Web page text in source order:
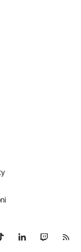
Telegram
su TikTok
Seguici su
Seguici